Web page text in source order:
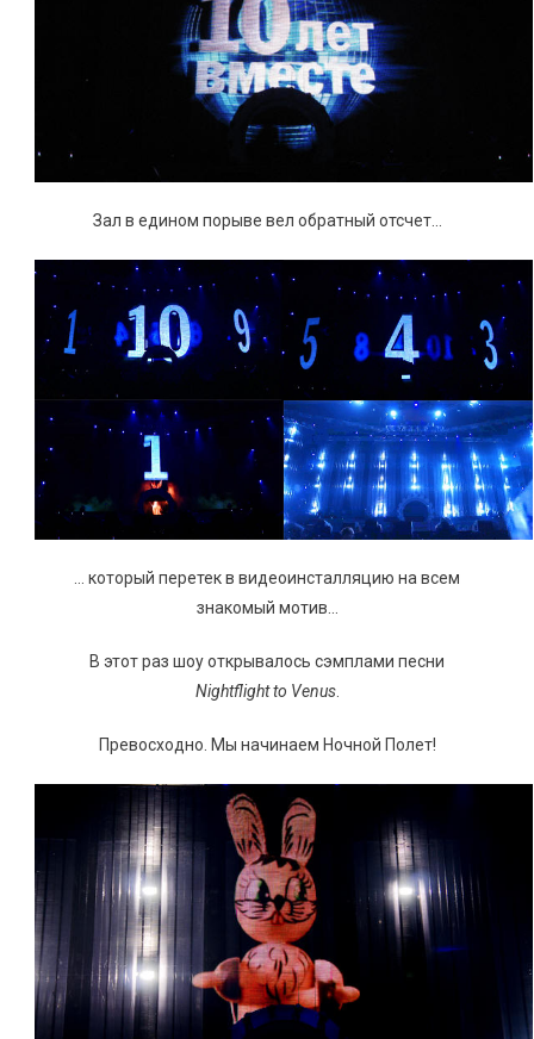
Зал в едином порыве вел обратный отсчет…
… который перетек в видеоинсталляцию на всем
знакомый мотив…
В этот раз шоу открывалось сэмплами песни
Nightflight to Venus.
Превосходно. Мы начинаем Ночной Полет!